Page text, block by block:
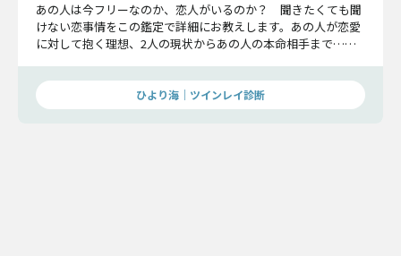
あの人は今フリーなのか、恋人がいるのか？ 聞きたくても聞
けない恋事情をこの鑑定で詳細にお教えします。あの人が恋愛
に対して抱く理想、2人の現状からあの人の本命相手まで……
ひより海｜ツインレイ診断